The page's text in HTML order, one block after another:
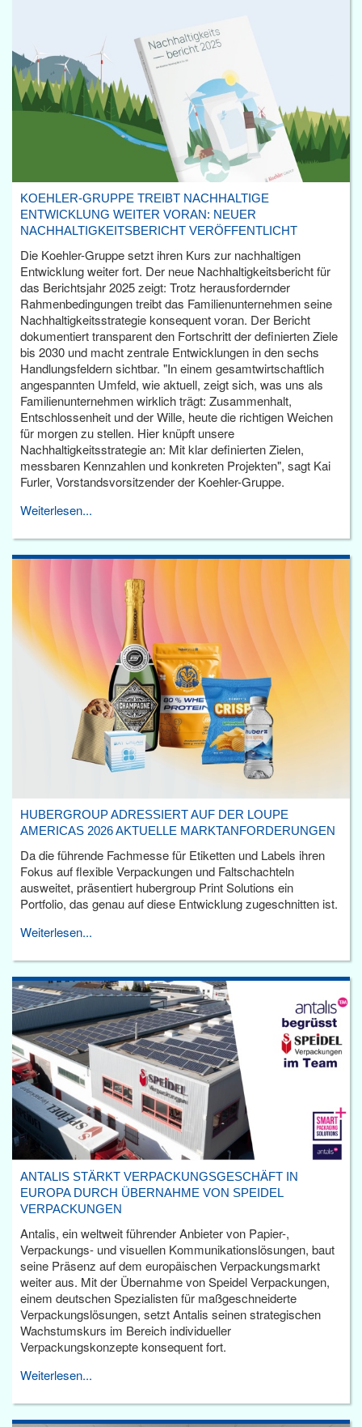
KOEHLER-GRUPPE TREIBT NACHHALTIGE
ENTWICKLUNG WEITER VORAN: NEUER
NACHHALTIGKEITSBERICHT VERÖFFENTLICHT
Die Koehler-Gruppe setzt ihren Kurs zur nachhaltigen
Entwicklung weiter fort. Der neue Nachhaltigkeitsbericht für
das Berichtsjahr 2025 zeigt: Trotz herausfordernder
Rahmenbedingungen treibt das Familienunternehmen seine
Nachhaltigkeitsstrategie konsequent voran. Der Bericht
dokumentiert transparent den Fortschritt der definierten Ziele
bis 2030 und macht zentrale Entwicklungen in den sechs
Handlungsfeldern sichtbar. "In einem gesamtwirtschaftlich
angespannten Umfeld, wie aktuell, zeigt sich, was uns als
Familienunternehmen wirklich trägt: Zusammenhalt,
Entschlossenheit und der Wille, heute die richtigen Weichen
für morgen zu stellen. Hier knüpft unsere
Nachhaltigkeitsstrategie an: Mit klar definierten Zielen,
messbaren Kennzahlen und konkreten Projekten", sagt Kai
Furler, Vorstandsvorsitzender der Koehler-Gruppe.
Weiterlesen...
HUBERGROUP ADRESSIERT AUF DER LOUPE
AMERICAS 2026 AKTUELLE MARKTANFORDERUNGEN
Da die führende Fachmesse für Etiketten und Labels ihren
Fokus auf flexible Verpackungen und Faltschachteln
ausweitet, präsentiert hubergroup Print Solutions ein
Portfolio, das genau auf diese Entwicklung zugeschnitten ist.
Weiterlesen...
ANTALIS STÄRKT VERPACKUNGSGESCHÄFT IN
EUROPA DURCH ÜBERNAHME VON SPEIDEL
VERPACKUNGEN
Antalis, ein weltweit führender Anbieter von Papier-,
Verpackungs- und visuellen Kommunikationslösungen, baut
seine Präsenz auf dem europäischen Verpackungsmarkt
weiter aus. Mit der Übernahme von Speidel Verpackungen,
einem deutschen Spezialisten für maßgeschneiderte
Verpackungslösungen, setzt Antalis seinen strategischen
Wachstumskurs im Bereich individueller
Verpackungskonzepte konsequent fort.
Weiterlesen...